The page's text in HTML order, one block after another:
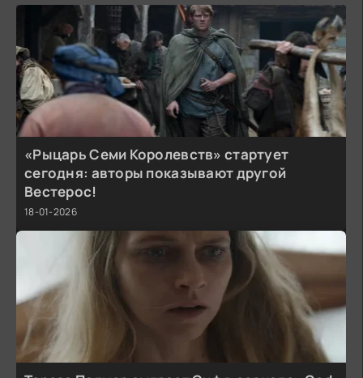
«Рыцарь Семи Королевств» стартует
сегодня: авторы показывают другой
Вестерос!
18-01-2026